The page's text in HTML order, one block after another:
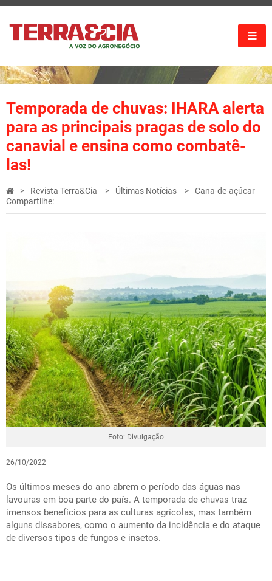
Temporada de chuvas: IHARA alerta
para as principais pragas de solo do
canavial e ensina como combatê-
las!
Revista Terra&Cia Últimas Notícias
Cana-de-açúcar
Compartilhe:
Foto: Divulgação
26/10/2022
Os últimos meses do ano abrem o período das águas nas
lavouras em boa parte do país. A temporada de chuvas traz
imensos benefícios para as culturas agrícolas, mas também
alguns dissabores, como o aumento da incidência e do ataque
de diversos tipos de fungos e insetos.